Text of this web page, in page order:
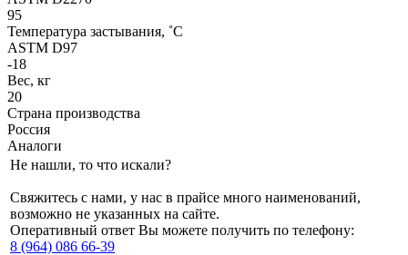
95
Температура застывания, ˚C
ASTM D97
-18
Вес, кг
20
Страна производства
Россия
Аналоги
Не нашли, то что искали?
Свяжитесь с нами, у нас в прайсе много наименований,
возможно не указанных на сайте.
Оперативный ответ Вы можете получить по телефону:
8 (964) 086 66-39